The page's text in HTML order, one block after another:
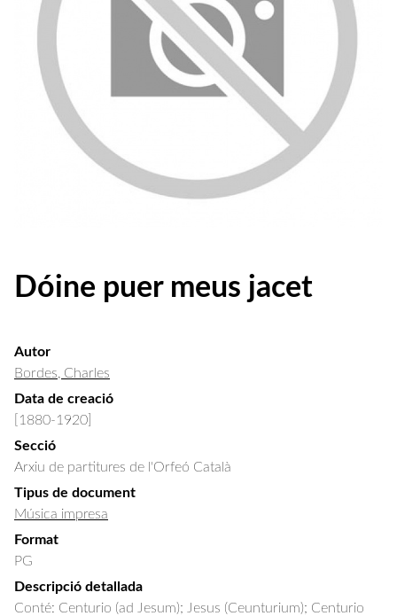
Dóine puer meus jacet
Autor
Bordes, Charles
Data de creació
[1880-1920]
Secció
Arxiu de partitures de l'Orfeó Català
Tipus de document
Música impresa
Format
PG
Descripció detallada
Conté: Centurio (ad Jesum); Jesus (Ceunturium); Centurio